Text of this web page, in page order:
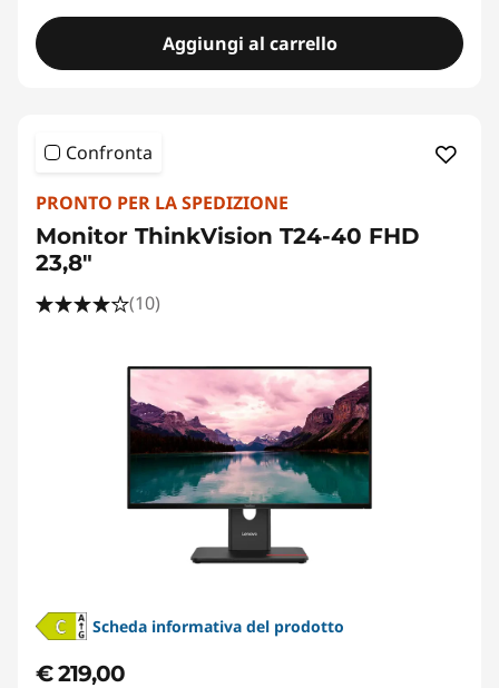
Aggiungi al carrello
Confronta
PRONTO PER LA SPEDIZIONE
Monitor ThinkVision T24-40 FHD
23,8"
(10)
Scheda informativa del prodotto
€ 219,00